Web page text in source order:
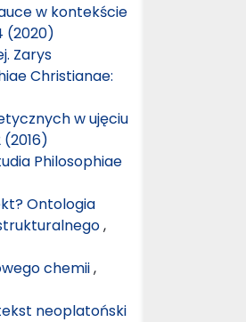
w kontekście
(2020)
Zarys
Christianae:
w ujęciu
Philosophiae
Ontologia
,
chemii,
neoplatoński